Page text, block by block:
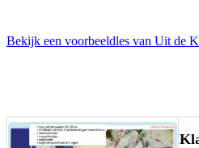
Bekijk een voorbeeldles van Uit de